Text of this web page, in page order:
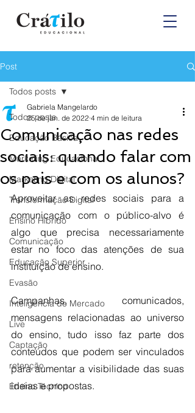
Post
Todos posts
Educação Básica
Marketing Educacional
Marketing Digital
Transformação Digital
Ensino Híbrido
Comunicação
Educação Superior
Evasão
Inteligência de Mercado
Live
Captação
retenção
Ensino Técnico
Todos posts
Comunicação nas redes
sociais: quando falar com
os pais e com os alunos?
Gabriela Mangelardo
25 de jan. de 2022 4 min de leitura
Aproveitar as redes sociais para a
comunicação com o público-alvo é
algo que precisa necessariamente
estar no foco das atenções de sua
instituição de ensino.
Campanhas, comunicados,
mensagens relacionadas ao universo
do ensino, tudo isso faz parte dos
conteúdos que podem ser vinculados
para aumentar a visibilidade das suas
ideias e propostas.